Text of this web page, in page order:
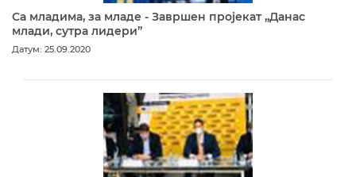
Са младима, за младе - Завршен пројекат „Данас
млади, сутра лидери”
Датум: 25.09.2020